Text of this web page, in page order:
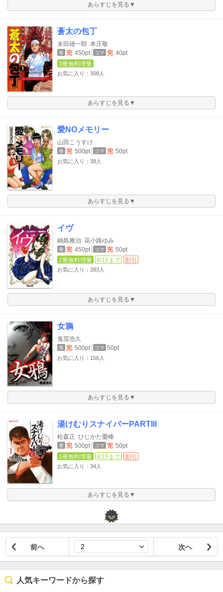
あらすじを見る▼
蒼太の包丁
末田雄一郎 本庄敬
巻 完 450pt コマ 完 40pt
3冊無料増量
お気に入り：308人
あらすじを見る▼
愛NOメモリー
山田こうすけ
巻 完 500pt コマ 完 50pt
お気に入り：38人
あらすじを見る▼
イヴ
鍋島雅治 花小路ゆみ
巻 完 450pt コマ 完 50pt
2冊無料増量
8/15まで 割引
お気に入り：283人
あらすじを見る▼
女鴉
鬼窪浩久
巻 完 500pt コマ 50pt
お気に入り：156人
あらすじを見る▼
湯けむりスナイパーPARTIII
松森正 ひじかた憂峰
巻 完 500pt コマ 完 50pt
1冊無料増量
8/15まで 割引
お気に入り：34人
あらすじを見る▼
前へ 次へ
人気キーワードから探す